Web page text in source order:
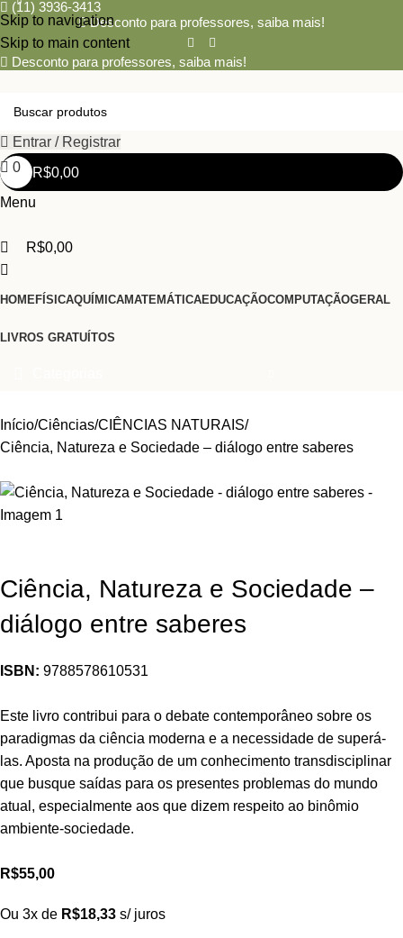
Skip to navigation
Skip to main content
(11) 3936-3413
Desconto para professores, saiba mais!
Desconto para professores, saiba mais!
Entrar / Registrar
0
R$0,00
Menu
0
R$0,00
HOMEFÍSICAQUÍMICAMATEMÁTICAEDUCAÇÃOCOMPUTAÇÃOGERAL
LIVROS GRATUÍTOS
Início Ciências CIÊNCIAS NATURAIS
Ciência, Natureza e Sociedade – diálogo entre saberes
Ciência, Natureza e Sociedade –
diálogo entre saberes
ISBN: 9788578610531
Este livro contribui para o debate contemporâneo sobre os
paradigmas da ciência moderna e a necessidade de superá-
las. Aposta na produção de um conhecimento transdisciplinar
que busque saídas para os presentes problemas do mundo
atual, especialmente aos que dizem respeito ao binômio
ambiente-sociedade.
R$55,00
Ou 3x de R$18,33 s/ juros